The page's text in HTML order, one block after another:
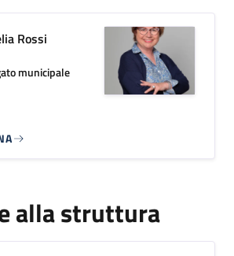
Rossi
municipale
alla struttura